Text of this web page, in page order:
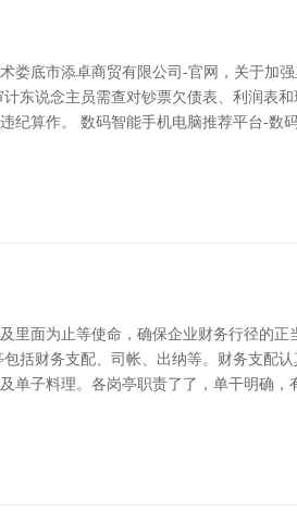
娄底市添卓商贸有限公司-官网，关于加
东说念主员需查对钞票欠债表、利润表
纪算作。 数码智能手机电脑推荐平台-数
里面为止等使命，确保企业财务行径的
括财务支配、司帐、出纳等。财务支配
子料理。各岗亭职责了了，单干明确